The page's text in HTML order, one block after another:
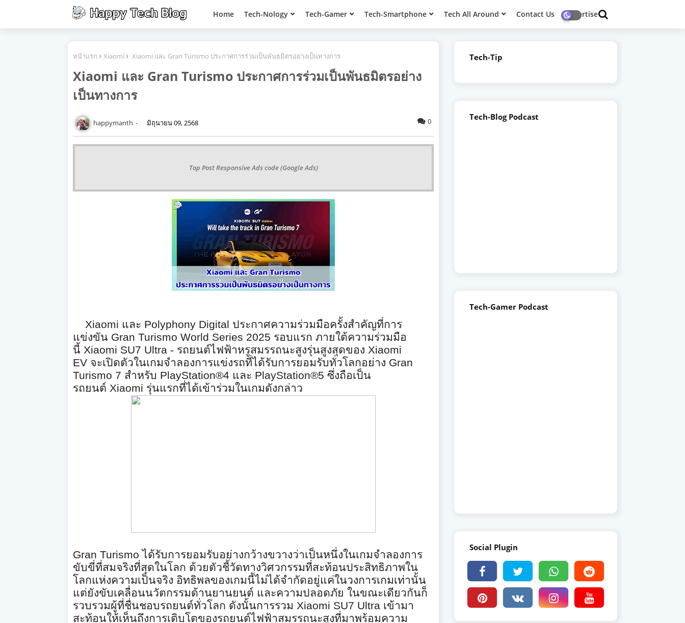
Home Tech-Nology Tech-Gamer Tech-Smartphone Tech All Around Contact Us Advertise
หน้าแรก Xiaomi Xiaomi และ Gran Turismo ประกาศการร่วมเป็นพันธมิตรอย่างเป็นทางการ
Xiaomi และ Gran Turismo ประกาศการร่วมเป็นพันธมิตรอย่าง
เป็นทางการ
happymanth มิถุนายน 09, 2568 0
Top Post Responsive Ads code (Google Ads)
Xiaomi และ Polyphony Digital ประกาศความร่วมมือครั้งสำคัญที่การ
แข่งขัน Gran Turismo World Series 2025 รอบแรก ภายใต้ความร่วมมือ
นี้ Xiaomi SU7 Ultra - รถยนต์ไฟฟ้าหรูสมรรถนะสูงรุ่นสูงสุดของ Xiaomi
EV จะเปิดตัวในเกมจำลองการแข่งรถที่ได้รับการยอมรับทั่วโลกอย่าง Gran
Turismo 7 สำหรับ PlayStation®4 และ PlayStation®5 ซึ่งถือเป็น
รถยนต์ Xiaomi รุ่นแรกที่ได้เข้าร่วมในเกมดังกล่าว
Gran Turismoได้รับการยอมรับอย่างกว้างขวางว่าเป็นหนึ่งในเกมจำลองการ
ขับขี่ที่สมจริงที่สุดในโลก ด้วยตัวชี้วัดทางวิศวกรรมที่สะท้อนประสิทธิภาพใน
โลกแห่งความเป็นจริง อิทธิพลของเกมนี้ไม่ได้จำกัดอยู่แค่ในวงการเกมเท่านั้น
แต่ยังขับเคลื่อนนวัตกรรมด้านยานยนต์ และความปลอดภัย ในขณะเดียวกันก็
รวบรวมผู้ที่ชื่นชอบรถยนต์ทั่วโลก ดังนั้นการรวม Xiaomi SU7 Ultra เข้ามา
สะท้อนให้เห็นถึงการเติบโตของรถยนต์ไฟฟ้าสมรรถนะสูงที่มาพร้อมความ
Tech-Tip
Tech-Blog Podcast
Tech-Gamer Podcast
Social Plugin